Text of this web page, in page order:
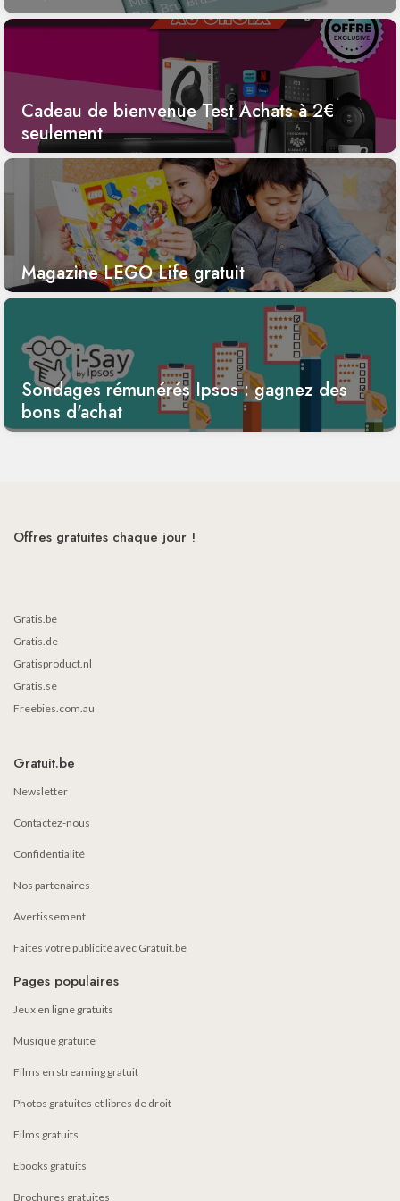
Cadeau de bienvenue Test Achats à 2€
seulement
Magazine LEGO Life gratuit
Sondages rémunérés Ipsos : gagnez des
bons d'achat
Offres gratuites chaque jour !
Gratis.be
Gratis.de
Gratisproduct.nl
Gratis.se
Freebies.com.au
Gratuit.be
Newsletter
Contactez-nous
Confidentialité
Nos partenaires
Avertissement
Faites votre publicité avec Gratuit.be
Pages populaires
Jeux en ligne gratuits
Musique gratuite
Films en streaming gratuit
Photos gratuites et libres de droit
Films gratuits
Ebooks gratuits
Brochures gratuites